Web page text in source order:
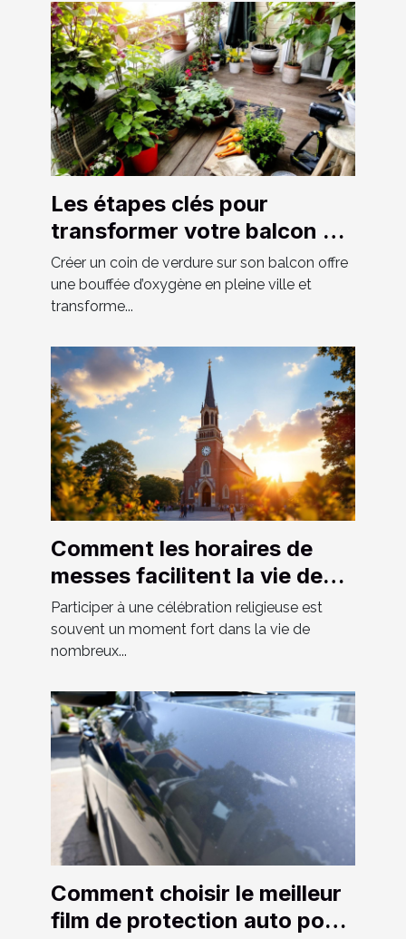
Les étapes clés pour
transformer votre balcon en
un espace vert luxuriant
Créer un coin de verdure sur son balcon offre
une bouffée d’oxygène en pleine ville et
transforme...
Comment les horaires de
messes facilitent la vie des
fidèles ?
Participer à une célébration religieuse est
souvent un moment fort dans la vie de
nombreux...
Comment choisir le meilleur
film de protection auto pour